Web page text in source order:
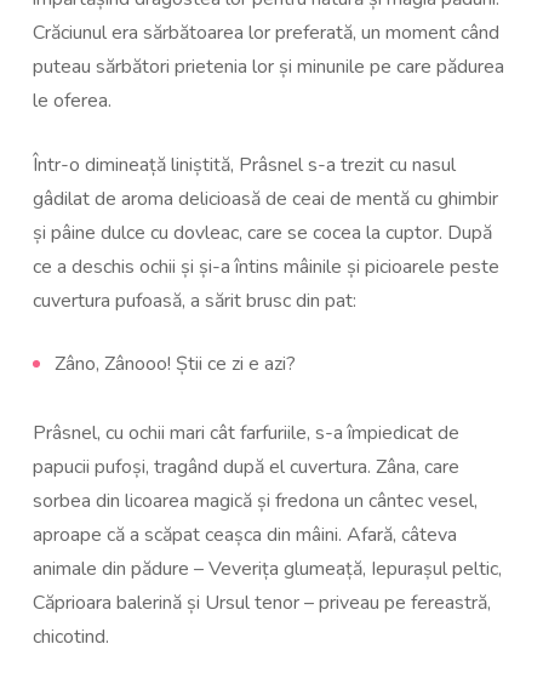
Crăciunul era sărbătoarea lor preferată, un moment când
puteau sărbători prietenia lor și minunile pe care pădurea
le oferea.
Într-o dimineață liniștită, Prâsnel s-a trezit cu nasul
gâdilat de aroma delicioasă de ceai de mentă cu ghimbir
și pâine dulce cu dovleac, care se cocea la cuptor. După
ce a deschis ochii și și-a întins mâinile și picioarele peste
cuvertura pufoasă, a sărit brusc din pat:
Zâno, Zânooo! Știi ce zi e azi?
Prâsnel, cu ochii mari cât farfuriile, s-a împiedicat de
papucii pufoși, tragând după el cuvertura. Zâna, care
sorbea din licoarea magică și fredona un cântec vesel,
aproape că a scăpat ceașca din mâini. Afară, câteva
animale din pădure – Veverița glumeață, Iepurașul peltic,
Căprioara balerină și Ursul tenor – priveau pe fereastră,
chicotind.